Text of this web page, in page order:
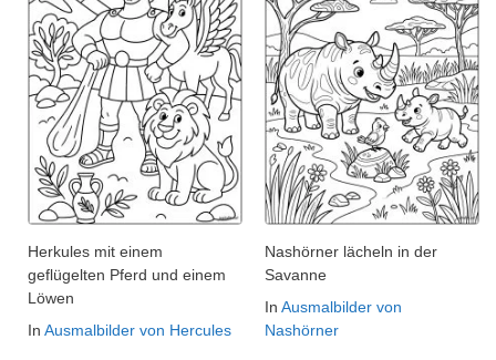
Herkules mit einem
geflügelten Pferd und einem
Löwen
In Ausmalbilder von Hercules
Nashörner lächeln in der
Savanne
In Ausmalbilder von
Nashörner